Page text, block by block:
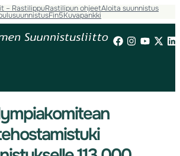
– RastilippuRastilipun ohjeetAloita suunnistus
Fin5Kuvapankki